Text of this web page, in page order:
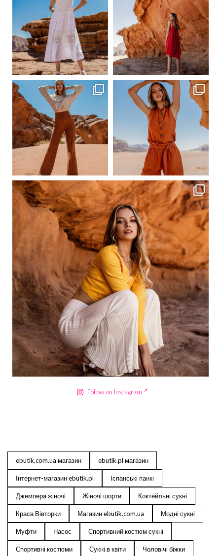
Сер 19 Сер 19
ebutikpl
Сер 19
ebutikpl
Сер 18
ebutikpl
Сер 17
Follow on Instagram
ebutik.com.ua магазин ebutik.pl магазин
Інтернет-магазин ebutik.pl Іспанські панкі
Джемпера жіночі Жіночі шорти Коктейльні сукні
Краса Вівторки Магазин ebutik.com.ua Модні сукні
Муфти Насос Спортивний костюм сукні
Спортивні костюми Сукні в квіти Чоловічі біжки